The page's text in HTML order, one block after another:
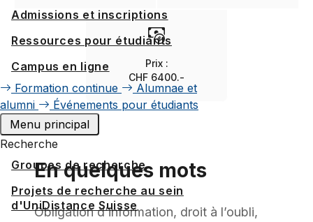
Admissions et inscriptions
Ressources pour étudiants
Campus en ligne
Formation continue
Alumnae et
alumni
Événements pour étudiants
Menu principal
Recherche
Groupes de recherche
Projets de recherche au sein
d'UniDistance Suisse
Prix :
CHF 6400.-
En quelques mots
Obligation d’information, droit à l’oubli,